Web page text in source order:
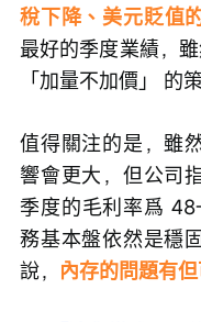
稅下降、美元貶值
最好的季度業績，
「加量不加價」 的
值得關注的是，雖
響會更大，但公司
季度的毛利率爲
務基本盤依然是穩
說， 內存的問題有